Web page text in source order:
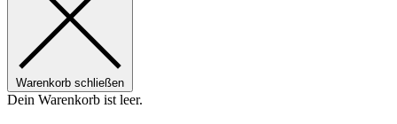
Warenkorb schließen
Dein Warenkorb ist leer.